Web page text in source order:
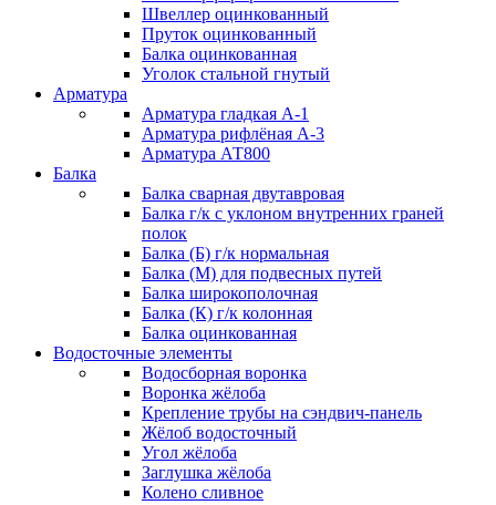
Швеллер оцинкованный
Пруток оцинкованный
Балка оцинкованная
Уголок стальной гнутый
Арматура
Арматура гладкая А-1
Арматура рифлёная А-3
Арматура АТ800
Балка
Балка сварная двутавровая
Балка г/к с уклоном внутренних граней
полок
Балка (Б) г/к нормальная
Балка (М) для подвесных путей
Балка широкополочная
Балка (К) г/к колонная
Балка оцинкованная
Водосточные элементы
Водосборная воронка
Воронка жёлоба
Крепление трубы на сэндвич-панель
Жёлоб водосточный
Угол жёлоба
Заглушка жёлоба
Колено сливное